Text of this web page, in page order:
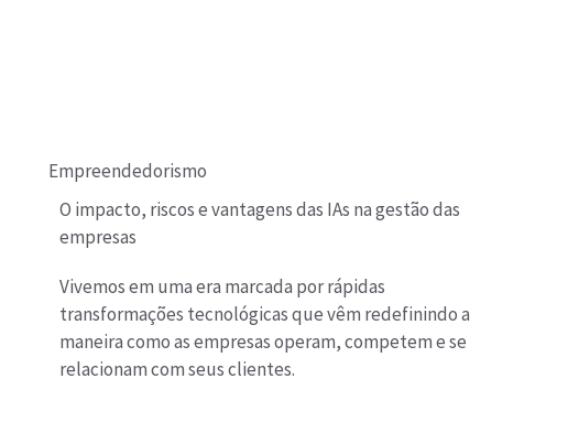
Empreendedorismo
O impacto, riscos e vantagens das IAs na gestão das
empresas
Vivemos em uma era marcada por rápidas
transformações tecnológicas que vêm redefinindo a
maneira como as empresas operam, competem e se
relacionam com seus clientes.